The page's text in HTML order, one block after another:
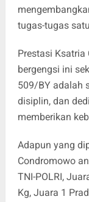
tugas-tugas
Prestasi
bergengsi ini
509/BY adalah
disiplin, dan
memberikan
Adapun yang
Condromowo
TNI-POLRI,
Kg, Juara 1